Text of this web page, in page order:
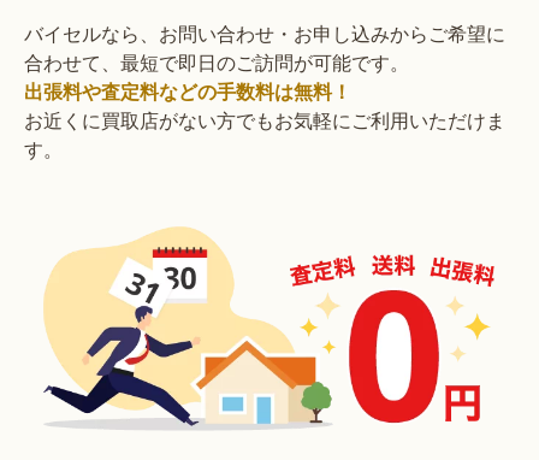
バイセルなら、お問い合わせ・お申し込みからご希望に
合わせて、最短で即日のご訪問が可能です。
出張料や査定料などの手数料は無料！
お近くに買取店がない方でもお気軽にご利用いただけま
す。